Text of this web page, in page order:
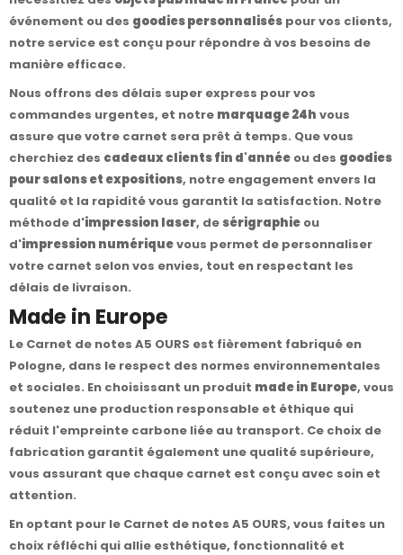
événement ou des goodies personnalisés pour vos clients,
notre service est conçu pour répondre à vos besoins de
manière efficace.
Nous offrons des délais super express pour vos
commandes urgentes, et notre marquage 24h vous
assure que votre carnet sera prêt à temps. Que vous
cherchiez des cadeaux clients fin d'année ou des goodies
pour salons et expositions, notre engagement envers la
qualité et la rapidité vous garantit la satisfaction. Notre
méthode d'impression laser, desérigraphie ou
d'impression numériquevous permet de personnaliser
votre carnet selon vos envies, tout en respectant les
délais de livraison.
Made in Europe
Le Carnet de notes A5 OURS est fièrement fabriqué en
Pologne, dans le respect des normes environnementales
et sociales. En choisissant un produit made in Europe, vous
soutenez une production responsable et éthique qui
réduit l'empreinte carbone liée au transport. Ce choix de
fabrication garantit également une qualité supérieure,
vous assurant que chaque carnet est conçu avec soin et
attention.
En optant pour le Carnet de notes A5 OURS, vous faites un
choix réfléchi qui allie esthétique, fonctionnalité et